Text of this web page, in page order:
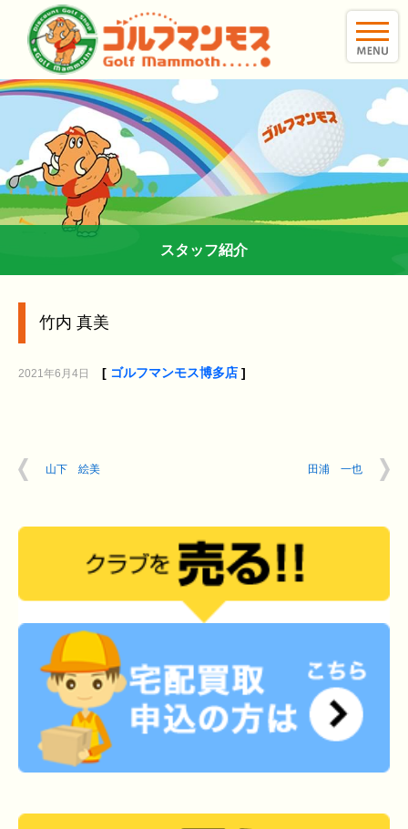
スタッフ紹介
竹内 真美
2021年6月4日 [ ゴルフマンモス博多店]
山下 絵美 田浦 一也